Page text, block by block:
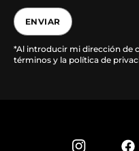
ENVIAR
*Al introducir mi dirección de
términos y la política de